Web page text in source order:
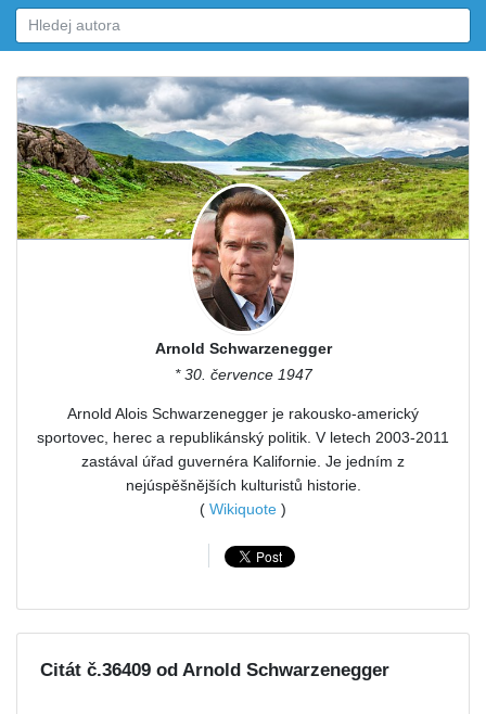
Arnold Schwarzenegger
* 30. července 1947
Arnold Alois Schwarzenegger je rakousko-americký
sportovec, herec a republikánský politik. V letech 2003-2011
zastával úřad guvernéra Kalifornie. Je jedním z
nejúspěšnějších kulturistů historie.
( Wikiquote )
Citát č.36409 od Arnold Schwarzenegger